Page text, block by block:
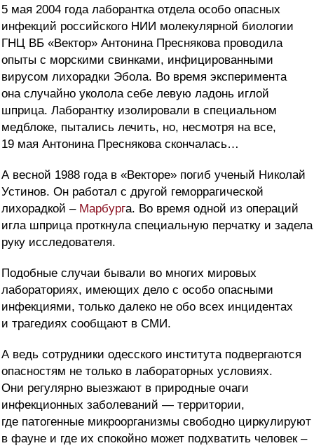
5 мая 2004 года лаборантка отдела особо опасных
инфекций российского НИИ молекулярной биологии
ГНЦ ВБ «Вектор» Антонина Преснякова проводила
опыты с морскими свинками, инфицированными
вирусом лихорадки Эбола. Во время эксперимента
она случайно уколола себе левую ладонь иглой
шприца. Лаборантку изолировали в специальном
медблоке, пытались лечить, но, несмотря на все,
19 мая Антонина Преснякова скончалась…
А весной 1988 года в «Векторе» погиб ученый Николай
Устинов. Он работал с другой геморрагической
лихорадкой – Марбурга. Во время одной из операций
игла шприца проткнула специальную перчатку и задела
руку исследователя.
Подобные случаи бывали во многих мировых
лабораториях, имеющих дело с особо опасными
инфекциями, только далеко не обо всех инцидентах
и трагедиях сообщают в СМИ.
А ведь сотрудники одесского института подвергаются
опасностям не только в лабораторных условиях.
Они регулярно выезжают в природные очаги
инфекционных заболеваний — территории,
где патогенные микроорганизмы свободно циркулируют
в фауне и где их спокойно может подхватить человек –